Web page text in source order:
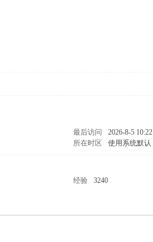
最后访问
2026-8-5 10:22
所在时区 使用系统默认
经验
3240